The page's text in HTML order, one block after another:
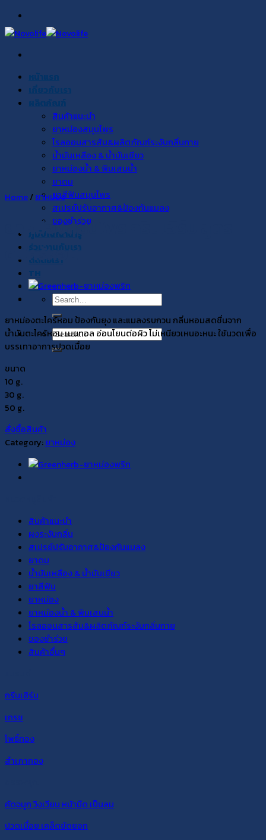
Skip
to
content
หน้าแรก
เกี่ยวกับเรา
ผลิตภัณฑ์
สินค้าแนะนำ
ยาหม่องสมุนไพร
โรลออนสารส้ม&ผลิตภัณฑ์ระงับกลิ่นกาย
น้ำมันเหลือง & น้ำมันเขียว
ยาหม่องน้ำ & พิมเสนน้ำ
ยาดม
ยาสีฟันสมุนไพร
สเปรย์ปรับอากาศ&ป้องกันแมลง
ของชำร่วย
ภูมิปัญญาน่ารู้
ร่วมงานกับเรา
ติดต่อเรา
TH
EN
Search
for:
Search
for:
Home/ยาหม่อง
ยาหม่องสมุนไพร กรีนเฮิร์บ สูตร
ตะไคร้หอม
ยาหม่องตะไคร้หอม ป้องกันยุง และแมลงรบกวน กลิ่นหอมสดชื่นจาก
น้ำมันตะไคร้หอม เมนทอล อ่อนโยนต่อผิว ไม่เหนียวเหนอะหนะ ใช้นวดเพื่อ
บรรเทาอาการปวดเมื่อย
ขนาด
10 g.
30 g.
50 g.
สั่งซื้อสินค้า
Category:ยาหม่อง
สินค้าแนะนำ
ผงระงับกลิ่น
สเปรย์ปรับอากาศ&ป้องกันแมลง
ยาดม
น้ำมันเหลือง & น้ำมันเขียว
ยาสีฟัน
ยาหม่อง
ยาหม่องน้ำ & พิมเสนน้ำ
โรลออนสารส้ม&ผลิตภัณฑ์ระงับกลิ่นกาย
ของชำร่วย
สินค้าอื่นๆ
กรีนเฮิร์บ
เกรซ
โพธิ์ทอง
สำเภาทอง
คัดจมูก วิงเวียน หน้ามืด เป็นลม
ปวดเมื่อย เคล็ดขัดยอก